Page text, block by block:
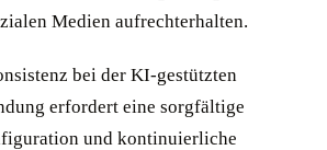
Medien aufrechterhalten.
bei der KI-gestützten
erfordert eine sorgfältige
und kontinuierliche